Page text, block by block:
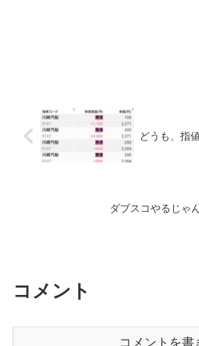
どうも、指
ダブスコやるじゃん
コメント
コメントを書